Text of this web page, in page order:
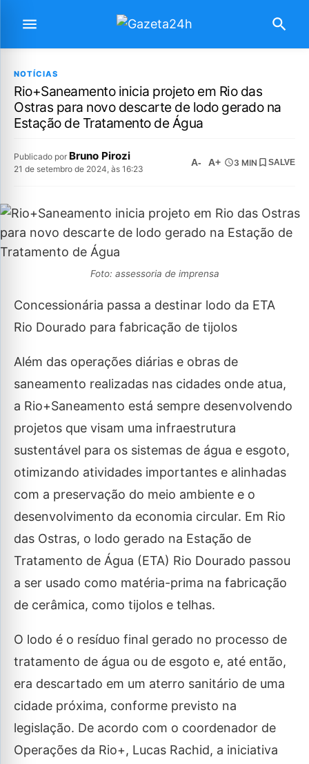
NOTÍCIAS
Rio+Saneamento inicia projeto em Rio das
Ostras para novo descarte de lodo gerado na
Estação de Tratamento de Água
Publicado por Bruno Pirozi
21 de setembro de 2024, às 16:23
A- A+ 3 MIN SALVE
Foto: assessoria de imprensa
Concessionária passa a destinar lodo da ETA
Rio Dourado para fabricação de tijolos
Além das operações diárias e obras de
saneamento realizadas nas cidades onde atua,
a Rio+Saneamento está sempre desenvolvendo
projetos que visam uma infraestrutura
sustentável para os sistemas de água e esgoto,
otimizando atividades importantes e alinhadas
com a preservação do meio ambiente e o
desenvolvimento da economia circular. Em Rio
das Ostras, o lodo gerado na Estação de
Tratamento de Água (ETA) Rio Dourado passou
a ser usado como matéria-prima na fabricação
de cerâmica, como tijolos e telhas.
O lodo é o resíduo final gerado no processo de
tratamento de água ou de esgoto e, até então,
era descartado em um aterro sanitário de uma
cidade próxima, conforme previsto na
legislação. De acordo com o coordenador de
Operações da Rio+, Lucas Rachid, a iniciativa